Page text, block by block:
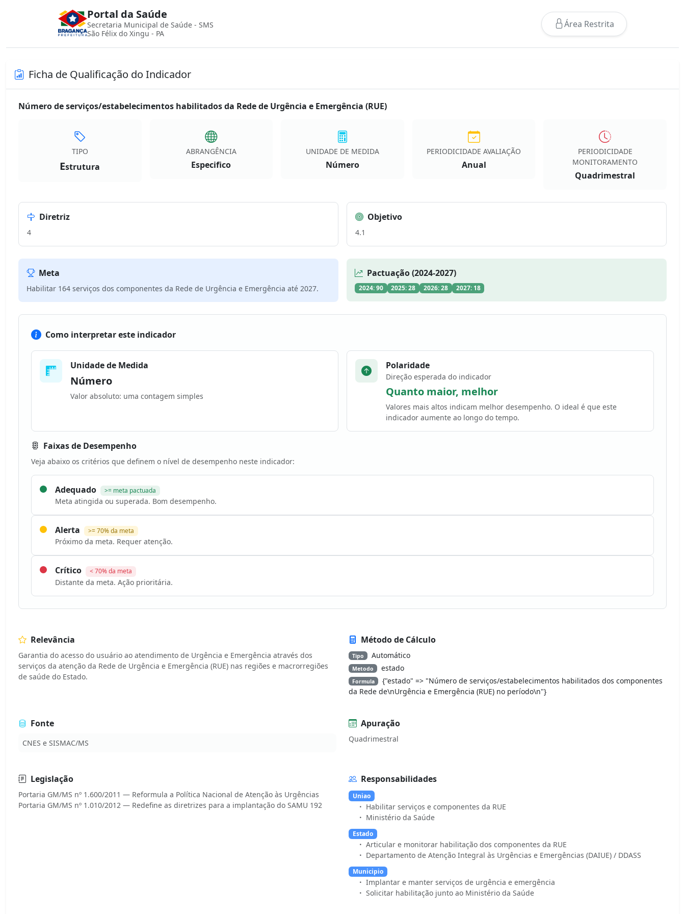
Portal da Saúde
Secretaria Municipal de Saúde - SMS
São Félix do Xingu - PA
Área Restrita
Ficha de Qualificação do Indicador
Número de serviços/estabelecimentos habilitados da Rede de Urgência e Emergência (RUE)
TIPO
Estrutura
ABRANGÊNCIA
Especifico
UNIDADE DE MEDIDA
Número
PERIODICIDADE AVALIAÇÃO
Anual
PERIODICIDADE
MONITORAMENTO
Quadrimestral
Diretriz
4
Objetivo
4.1
Meta
Habilitar 164 serviços dos componentes da Rede de Urgência e Emergência até 2027.
Pactuação (2024-2027)
2024: 90 2025: 28 2026: 28 2027: 18
Como interpretar este indicador
Unidade de Medida
Número
Valor absoluto: uma contagem simples
Polaridade
Direção esperada do indicador
Quanto maior, melhor
Valores mais altos indicam melhor desempenho. O ideal é que este
indicador aumente ao longo do tempo.
Faixas de Desempenho
Veja abaixo os critérios que definem o nível de desempenho neste indicador:
Adequado >= meta pactuada
Meta atingida ou superada. Bom desempenho.
Alerta >= 70% da meta
Próximo da meta. Requer atenção.
Crítico < 70% da meta
Distante da meta. Ação prioritária.
Relevância
Garantia do acesso do usuário ao atendimento de Urgência e Emergência através dos
serviços da atenção da Rede de Urgência e Emergência (RUE) nas regiões e macrorregiões
de saúde do Estado.
Método de Cálculo
Tipo Automático
Metodo estado
Formula
{"estado" => "Número de serviços/estabelecimentos habilitados dos componentes
da Rede de\nUrgência e Emergência (RUE) no período\n"}
Fonte
CNES e SISMAC/MS
Apuração
Quadrimestral
Legislação
Portaria GM/MS nº 1.600/2011 — Reformula a Política Nacional de Atenção às Urgências
Responsabilidades
Uniao
Habilitar serviços e componentes da RUE
Ministério da Saúde
Estado
Articular e monitorar habilitação dos componentes da RUE
Departamento de Atenção Integral às Urgências e Emergências (DAIUE) / DDASS
Municipio
Implantar e manter serviços de urgência e emergência
Solicitar habilitação junto ao Ministério da Saúde